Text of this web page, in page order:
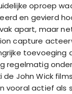
oproep
en gevierd
apart, maar
capture
toevoeging
regelmatig
de John Wick
vooral actief als